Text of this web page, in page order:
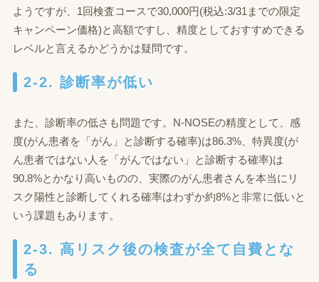
ようですが、1回検査コースで30,000円(税込:3/31までの限定
キャンペーン価格)と高額ですし、精度としておすすめできる
レベルと言えるかどうかは疑問です。
2-2. 診断率が低い
また、診断率の低さも問題です。N‐NOSEの精度として、感
度(がん患者を「がん」と診断する確率)は86.3%、特異度(が
ん患者ではない人を「がんではない」と診断する確率)は
90.8%とかなり高いものの、実際のがん患者さんを本当にリ
スク陽性と診断してくれる確率はわずか約8%と非常に低いと
いう課題もあります。
2-3. 高リスク後の検査が全て自費とな
る